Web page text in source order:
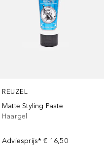
REUZEL
Matte Styling Paste
Haargel
Adviesprijs* € 16,50